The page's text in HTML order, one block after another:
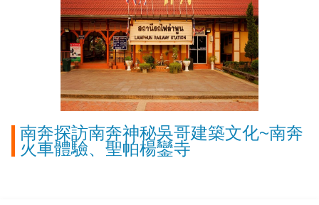
南奔探訪南奔神秘吳哥建築文化~南奔
火車體驗、聖帕楊鑾寺